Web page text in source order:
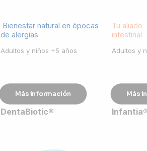
Bienestar natural en épocas
de alergias
Adultos y niños +5 años
Más información
Tu aliado
intestinal
Adultos y
Más
DentaBiotic® Infantia